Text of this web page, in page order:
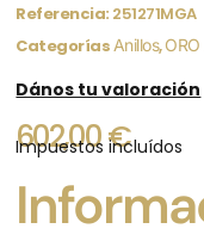
Referencia: 251271MGA
Categorías Anillos,
Dános tu valoración
602,00€
Impuestos incluídos